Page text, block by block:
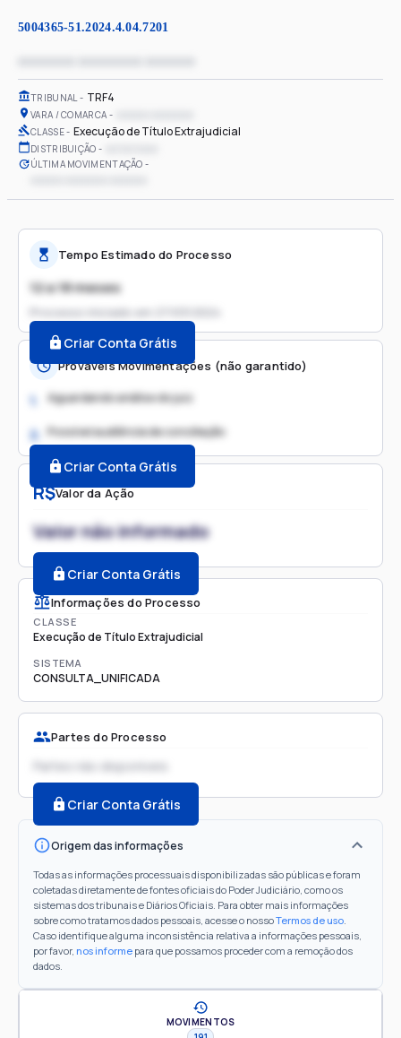
5004365-51.2024.4.04.7201
TRIBUNAL TRF4
VARA / COMARCA
CLASSE Execução de Título Extrajudicial
DISTRIBUIÇÃO
ÚLTIMA MOVIMENTAÇÃO
R$Valor da Ação
Valor não informado
Criar Conta Grátis
Informações do Processo
CLASSE
Execução de Título Extrajudicial
SISTEMA
CONSULTA_UNIFICADA
Partes do Processo
Partes não disponíveis
Criar Conta Grátis
Origem das informações
Todas as informações processuais disponibilizadas são públicas e foram
coletadas diretamente de fontes oficiais do Poder Judiciário, como os
sistemas dos tribunais e Diários Oficiais. Para obter mais informações
sobre como tratamos dados pessoais, acesse o nossoTermos de uso.
Caso identifique alguma inconsistência relativa a informações pessoais,
por favor, nos informe para que possamos proceder com a remoção dos
dados.
Tempo Estimado do Processo
12 a 18 meses
Processo iniciado em
Criar Conta Grátis
Prováveis Movimentações (não garantido)
1. Aguardando análise do juiz
2. Possível audiência de conciliação
Criar Conta Grátis
MOVIMENTOS